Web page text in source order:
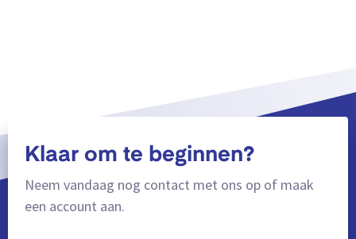
Klaar om te beginnen?
Neem vandaag nog contact met ons op of maak
een account aan.